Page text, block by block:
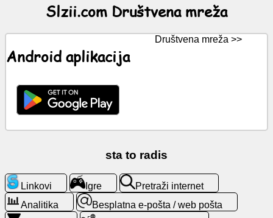
ChatGPT
Kontakti
Pretraži
internet
Slzii.com Društvena mreža
Android aplikacija
Društvena mreža >>
sta to radis
Linkovi Igre
Pretraži internet
Analitika
Besplatna e-pošta / web pošta